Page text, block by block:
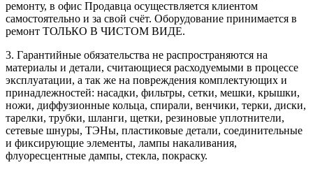
ремонту, в офис Продавца осуществляется клиентом
самостоятельно и за свой счёт. Оборудование принимается в
ремонт ТОЛЬКО В ЧИСТОМ ВИДЕ.
3. Гарантийные обязательства не распространяются на
материалы и детали, считающиеся расходуемыми в процессе
эксплуатации, а так же на повреждения комплектующих и
принадлежностей: насадки, фильтры, сетки, мешки, крышки,
ножи, диффузионные кольца, спирали, венчики, терки, диски,
тарелки, трубки, шланги, щетки, резиновые уплотнители,
сетевые шнуры, ТЭНы, пластиковые детали, соединительные
и фиксирующие элементы, лампы накаливания,
флуоресцентные дампы, стекла, покраску.